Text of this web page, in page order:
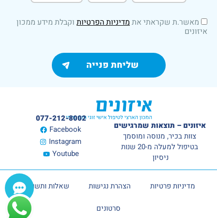
מאשר.ת שקראתי את מדיניות הפרטיות וקבלת מידע ממכון
איזונים
איזונים – תוצאות שמרגישים
צוות בכיר, מנוסה ומוסמך
בטיפול למעלה מ-20 שנות
ניסיון
077-212-8002
Facebook
Instagram
Youtube
מדיניות פרטיות הצהרת נגישות שאלות ותשובות
סרטונים